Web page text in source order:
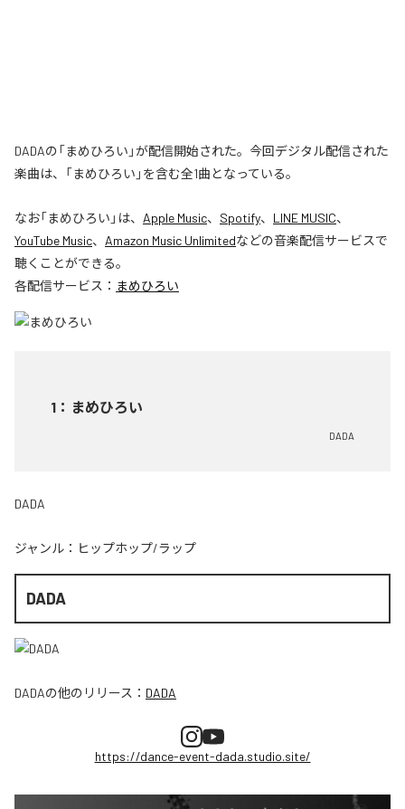
DADAの「まめひろい」が配信開始された。今回デジタル配信された
楽曲は、「まめひろい」を含む全1曲となっている。
なお「まめひろい 」は、 Apple Music、 Spotify、 LINE MUSIC、
YouTube Music、 Amazon Music Unlimitedなどの音楽配信サービスで
聴くことができる。
各配信サービス： まめひろい
1 ： まめひろい
DADA
DADA
ジャンル： ヒップホップ/ラップ
DADA
DADAの他のリリース： DADA
https://dance-event-dada.studio.site/